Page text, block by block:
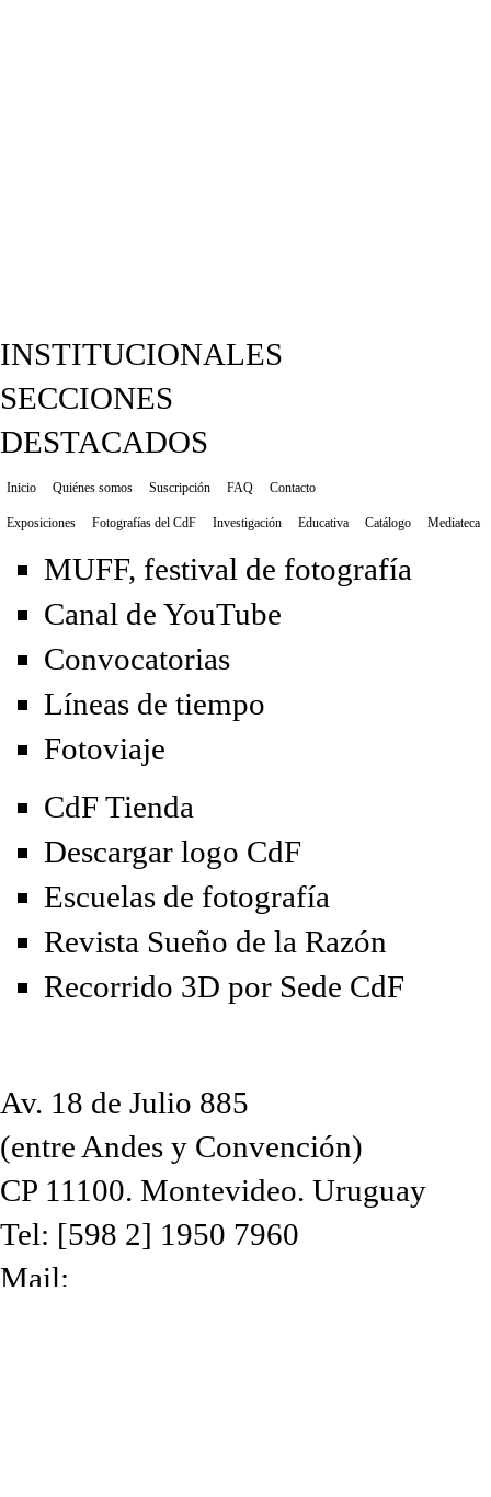
INSTITUCIONALES
SECCIONES
DESTACADOS
Inicio Quiénes somos Suscripción FAQ Contacto
Exposiciones Fotografías del CdF Investigación Educativa Catálogo Mediateca
MUFF, festival de fotografía
Canal de YouTube
Convocatorias
Líneas de tiempo
Fotoviaje
CdF Tienda
Descargar logo CdF
Escuelas de fotografía
Revista Sueño de la Razón
Recorrido 3D por Sede CdF
Av. 18 de Julio 885
(entre Andes y Convención)
CP 11100. Montevideo. Uruguay
Tel: [598 2] 1950 7960
Mail: